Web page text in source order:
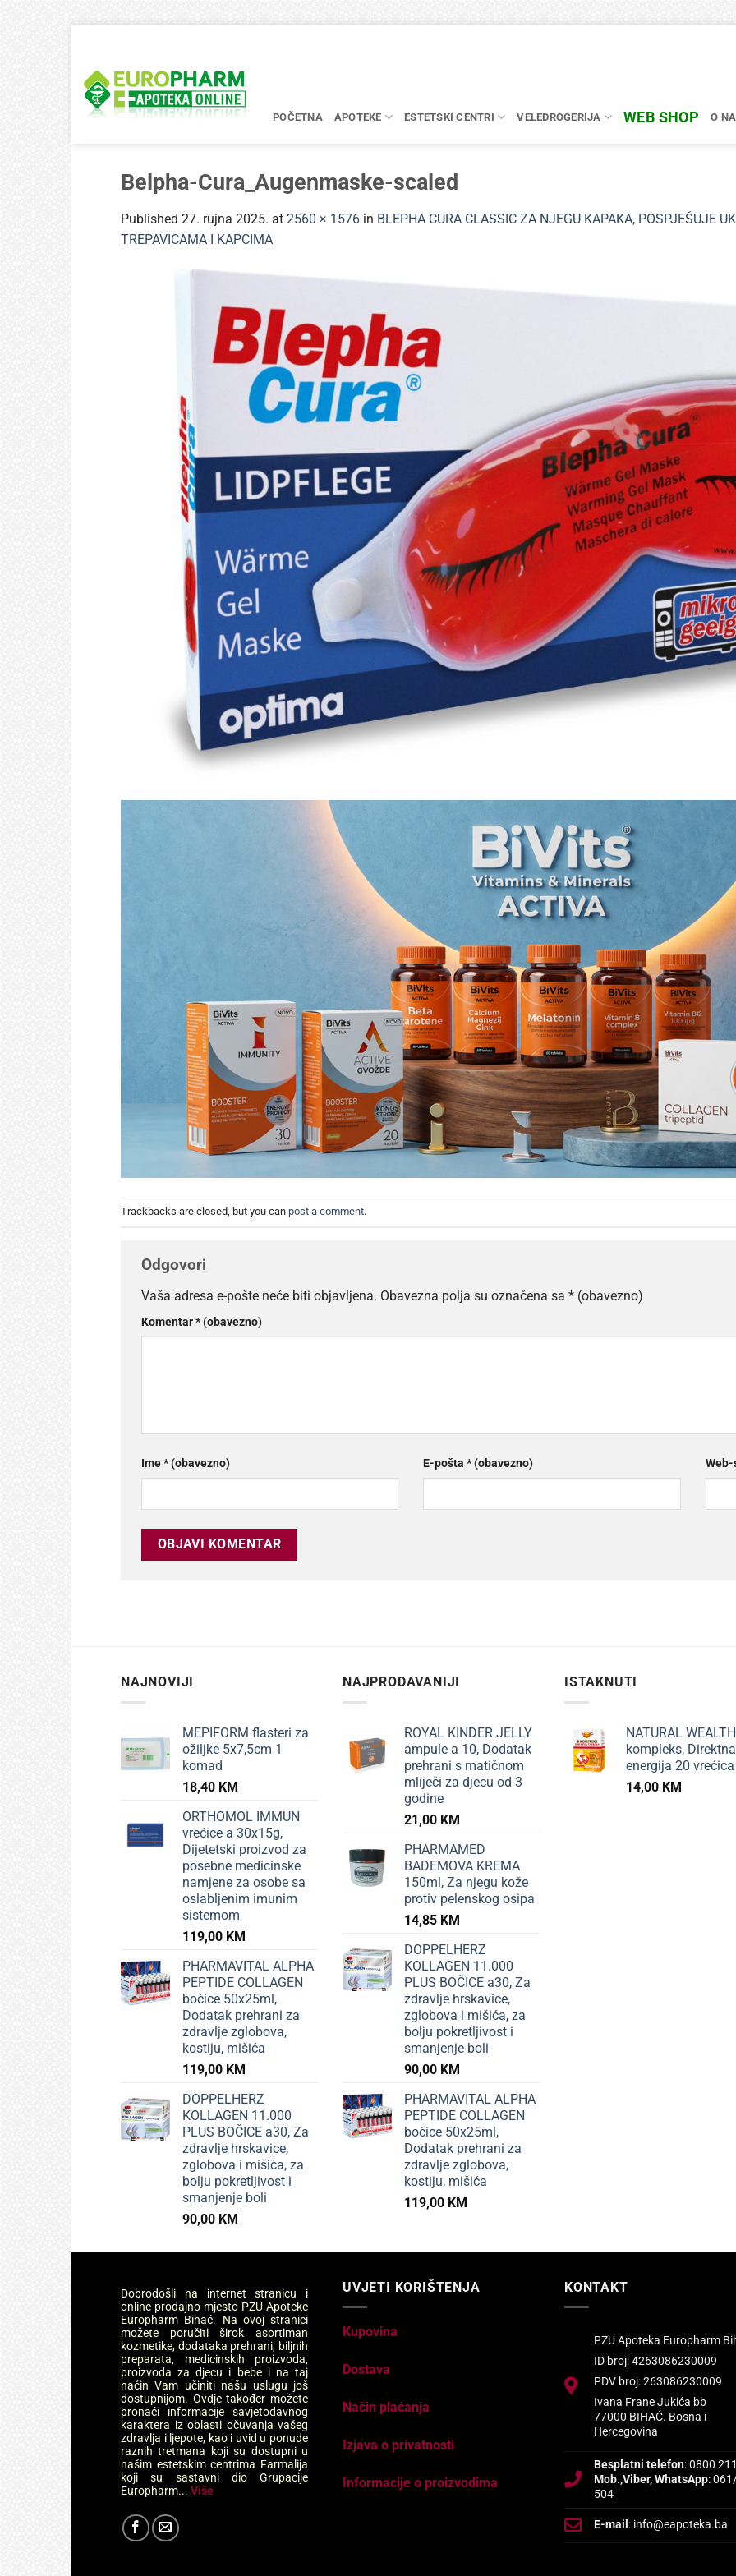
content
POČETNA APOTEKE ESTETSKI CENTRI VELEDROGERIJA WEB SHOP O
Belpha-Cura_Augenmaske-scaled
Published 27. rujna 2025. at 2560 × 1576 in BLEPHA CURA CLASSIC ZA NJEGU KAPAKA, POSPJEŠUJE
TREPAVICAMA I KAPCIMA
Trackbacks are closed, but you can post a comment.
Odgovori
Vaša adresa e-pošte neće biti objavljena. Obavezna polja su označena sa * (obavezno)
Komentar* (obavezno)
Ime* (obavezno) E-pošta* (obavezno)
NAJNOVIJI
MEPIFORM flasteri za
ožiljke 5x7,5cm 1
komad
18,40 KM
ORTHOMOL IMMUN
vrećice a 30x15g,
Dijetetski proizvod za
posebne medicinske
namjene za osobe sa
oslabljenim imunim
sistemom
119,00 KM
PHARMAVITAL ALPHA
PEPTIDE COLLAGEN
bočice 50x25ml,
Dodatak prehrani za
zdravlje zglobova,
kostiju, mišića
119,00 KM
DOPPELHERZ
KOLLAGEN 11.000
PLUS BOČICE a30, Za
zdravlje hrskavice,
zglobova i mišića, za
bolju pokretljivost i
smanjenje boli
90,00 KM
NAJPRODAVANIJI
ROYAL KINDER JELLY
ampule a 10, Dodatak
prehrani s matičnom
mliječi za djecu od 3
godine
21,00 KM
PHARMAMED
BADEMOVA KREMA
150ml, Za njegu kože
protiv pelenskog osipa
14,85 KM
DOPPELHERZ
KOLLAGEN 11.000
PLUS BOČICE a30, Za
zdravlje hrskavice,
zglobova i mišića, za
bolju pokretljivost i
smanjenje boli
90,00 KM
PHARMAVITAL ALPHA
PEPTIDE COLLAGEN
bočice 50x25ml,
Dodatak prehrani za
zdravlje zglobova,
kostiju, mišića
119,00 KM
ISTAKNUTI
NATURAL
kompleks, Direktna
energija 20 vrećica
14,00 KM
Dobrodošli na internet stranicu i
online prodajno mjesto PZU Apoteke
Europharm Bihać. Na ovoj stranici
možete poručiti širok asortiman
kozmetike, dodataka prehrani, biljnih
preparata, medicinskih proizvoda,
proizvoda za djecu i bebe i na taj
način Vam učiniti našu uslugu još
dostupnijom. Ovdje također možete
pronaći informacije savjetodavnog
karaktera iz oblasti očuvanja vašeg
zdravlja i ljepote, kao i uvid u ponude
raznih tretmana koji su dostupni u
našim estetskim centrima Farmalija
koji su sastavni dio Grupacije
Europharm... Više
UVJETI KORIŠTENJA
Kupovina
Dostava
Način plaćanja
Izjava o privatnosti
Informacije o proizvodima
KONTAKT
PZU Apoteka Europharm
ID broj: 4263086230009
PDV broj: 263086230009
Ivana Frane Jukića bb
77000 BIHAĆ. Bosna i
Hercegovina
Besplatni telefon: 0800
Mob.,Viber, WhatsApp:
504
E-mail: info@eapoteka.ba